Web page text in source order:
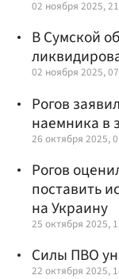
02 ноября 2025,
В Сумской
02 ноября 2025,
Рогов
наемника в
26 октября 2025,
Рогов
поставить
на Украину
25 октября 2025,
Силы ПВО
22 октября 2025,